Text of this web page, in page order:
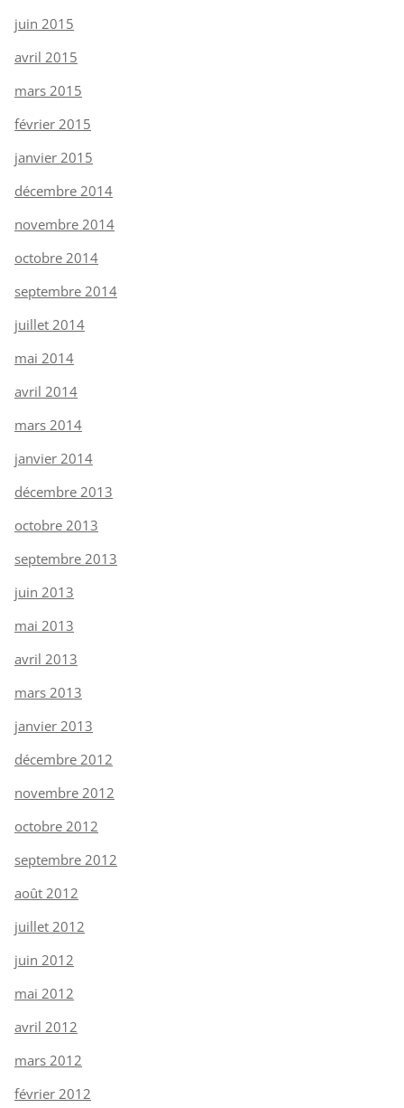
juin 2015
avril 2015
mars 2015
février 2015
janvier 2015
décembre 2014
novembre 2014
octobre 2014
septembre 2014
juillet 2014
mai 2014
avril 2014
mars 2014
janvier 2014
décembre 2013
octobre 2013
septembre 2013
juin 2013
mai 2013
avril 2013
mars 2013
janvier 2013
décembre 2012
novembre 2012
octobre 2012
septembre 2012
août 2012
juillet 2012
juin 2012
mai 2012
avril 2012
mars 2012
février 2012